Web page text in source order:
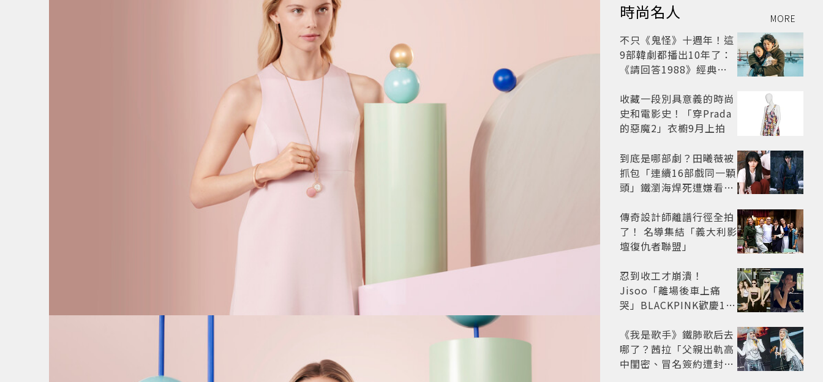
時尚名人 MORE
不只《鬼怪》十週年！這
9部韓劇都播出10年了：
《請回答1988》經典不
收藏一段別具意義的時尚
史和電影史！「穿Prada
的惡魔2」衣櫥9月上拍
到底是哪部劇？田曦薇被
抓包「連續16部戲同一顆
頭」鐵瀏海焊死遭嫌看膩
傳奇設計師離譜行徑全拍
了！ 名導集結「義大利影
壇復仇者聯盟」
忍到收工才崩潰！
Jisoo「離場後車上痛
哭」BLACKPINK歡慶10
超心疼
《我是歌手》鐵肺歌后去
哪了？茜拉「父親出軌高
中閨密、冒名簽約遭封